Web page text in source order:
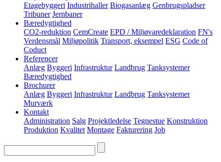
Etagebyggeri Industrihaller Biogasanlæg Genbrugspladser
Tribuner Jernbaner
Bæredygtighed
CO2-reduktion CemCreate EPD / Miljøvaredeklaration FN's
Verdensmål Miljøpolitik Transport, eksempel ESG Code of
Coduct
Referencer
Anlæg Byggeri Infrastruktur Landbrug Tanksystemer
Bæredygtighed
Brochurer
Anlæg Byggeri Infrastruktur Landbrug Tanksystemer
Murværk
Kontakt
Administration Salg Projektledelse Tegnestue Konstruktion
Produktion Kvalitet Montage Fakturering Job